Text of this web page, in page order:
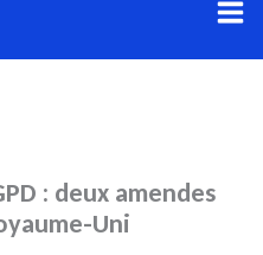
: deux amendes
Uni